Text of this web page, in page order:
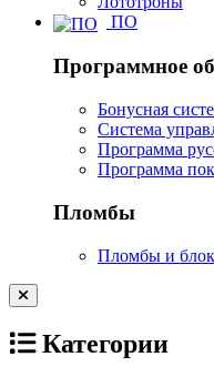
ПО
Программное
Бонусная
Система
Программа
Программа
Пломбы
Пломбы и
Категории